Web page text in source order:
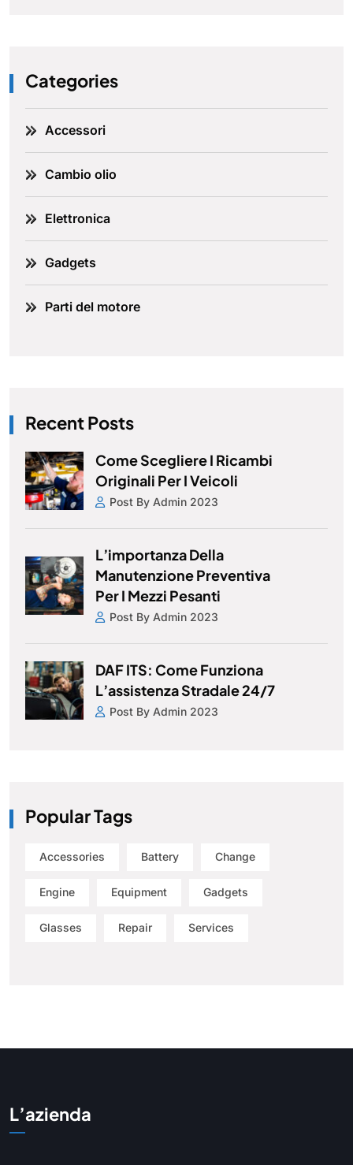
Categories
Accessori
Cambio olio
Elettronica
Gadgets
Parti del motore
Recent Posts
Come Scegliere I Ricambi
Originali Per I Veicoli
Post By Admin 2023
L’importanza Della
Manutenzione Preventiva
Per I Mezzi Pesanti
Post By Admin 2023
DAF ITS: Come Funziona
L’assistenza Stradale 24/7
Post By Admin 2023
Popular Tags
Accessories Battery Change
Engine Equipment Gadgets
Glasses Repair Services
L’azienda